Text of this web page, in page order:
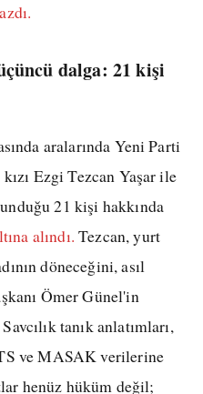
dalga: 21 kişi
aralarında Yeni Parti
Ezgi Tezcan Yaşar ile
21 kişi hakkında
alındı. Tezcan, yurt
döneceğini, asıl
Ömer Günel'in
tanık anlatımları,
ve MASAK verilerine
henüz hüküm değil;